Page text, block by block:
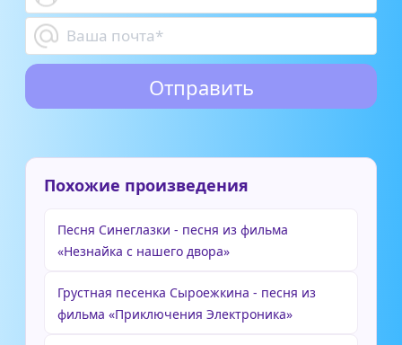
Похожие произведения
Песня Синеглазки - песня из фильма
«Незнайка с нашего двора»
Грустная песенка Сыроежкина - песня из
фильма «Приключения Электроника»